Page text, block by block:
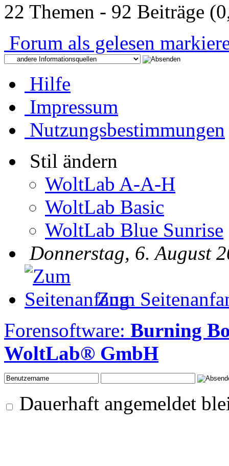
22 Themen - 92 Beiträge
Forum als gelesen
Hilfe
Impressum
Nutzungsbestimmungen
Stil ändern
WoltLab A-A-H
WoltLab Basic
WoltLab Blue Sunrise
Donnerstag, 6. August
Zum
Forensoftware: Burning
WoltLab® GmbH
Dauerhaft angemeldet